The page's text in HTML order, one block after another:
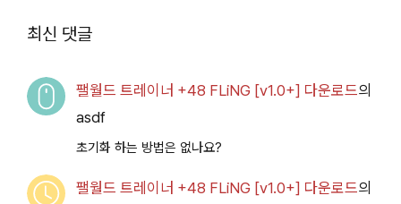
최신 댓글
팰월드 트레이너 +48 FLiNG [v1.0+] 다운로드의
asdf
초기화 하는 방법은 없나요?
팰월드 트레이너 +48 FLiNG [v1.0+] 다운로드의